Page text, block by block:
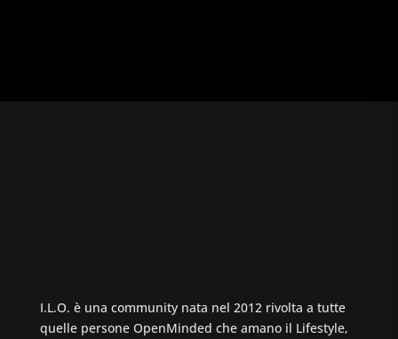
I.L.O. è una community nata nel 2012 rivolta a tutte
quelle persone OpenMinded che amano il Lifestyle,